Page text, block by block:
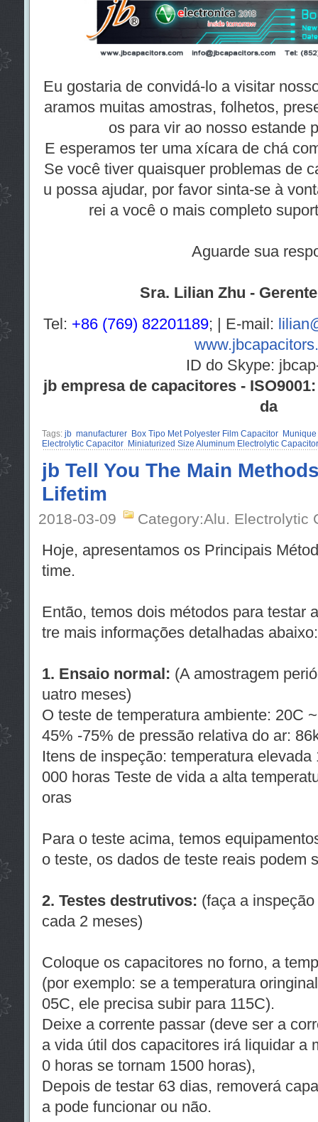
Eu gostaria de convidá-lo a visitar
aramos muitas amostras, folhetos,
os para vir ao nosso estande
E esperamos ter uma xícara de chá
Se você tiver quaisquer problemas de
u possa ajudar, por favor sinta-se à
rei a você o mais completo
Aguarde sua
Sra. Lilian Zhu -
Tel: +86 (769) 82201189; | E-mail:
ID do Skype:
jb empresa de capacitores -
da
Tags: jb manufacturer Box Tipo Met Polyester Film Capacitor
Electrolytic Capacitor
Miniaturized Size Aluminum Electrolytic Capacitor
jb Tell You The Main
Lifetim
2018-03-09 Category:Alu. Electrolytic
Hoje, apresentamos os Principais
time.
Então, temos dois métodos para testar
tre mais informações detalhadas abaixo:
1. Ensaio normal: (A amostragem
uatro meses)
O teste de temperatura ambiente: 20C
45% -75% de pressão relativa do ar:
Itens de inspeção: temperatura
000 horas Teste de vida a alta
oras
Para o teste acima, temos
o teste, os dados de teste reais podem
2. Testes destrutivos: (faça a
cada 2 meses)
Coloque os capacitores no forno, a
(por exemplo: se a temperatura
05C, ele precisa subir para 115C).
Deixe a corrente passar (deve ser a
a vida útil dos capacitores irá liquidar a
0 horas se tornam 1500 horas),
Depois de testar 63 dias, removerá
a pode funcionar ou não.